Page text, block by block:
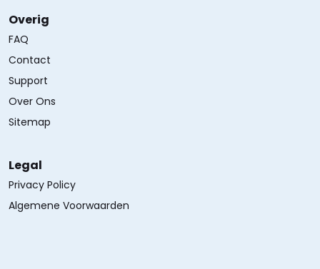
Overig
FAQ
Contact
Support
Over Ons
Sitemap
Legal
Privacy Policy
Algemene Voorwaarden